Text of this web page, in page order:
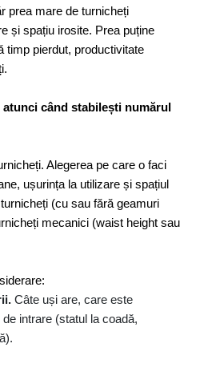
prea mare de turnicheți
și spațiu irosite. Prea puține
timp pierdut, productivitate
când stabilești numărul
Alegerea pe care o faci
ușurința la utilizare și spațiul
(cu sau fără geamuri
mecanici (waist height sau
Câte uși are, care este
intrare (statul la coadă,